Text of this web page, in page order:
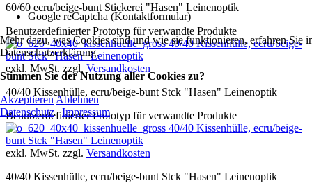
60/60 ecru/beige-bunt Stickerei "Hasen" Leinenoptik
Benutzerdefinierter Prototyp für verwandte Produkte
40/40 Kissenhülle, ecru/beige-
bunt Stck "Hasen" Leinenoptik
exkl. MwSt. zzgl. Versandkosten
40/40 Kissenhülle, ecru/beige-bunt Stck "Hasen" Leinenoptik
Benutzerdefinierter Prototyp für verwandte Produkte
40/40 Kissenhülle, ecru/beige-
bunt Stck "Hasen" Leinenoptik
exkl. MwSt. zzgl. Versandkosten
40/40 Kissenhülle, ecru/beige-bunt Stck "Hasen" Leinenoptik
Google reCaptcha (Kontaktformular)
Mehr dazu, was Cookies sind und wie sie funktionieren, erfahren Sie
Datenschutzerklärung.
Stimmen Sie der Nutzung aller Cookies zu?
Akzeptieren Ablehnen
Datenschutz|Impressum